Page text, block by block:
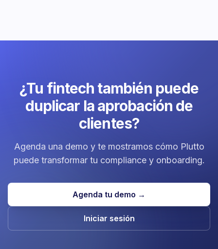
¿Tu fintech también puede
duplicar la aprobación de
clientes?
Agenda una demo y te mostramos cómo Plutto
puede transformar tu compliance y onboarding.
Agenda tu demo →
Iniciar sesión